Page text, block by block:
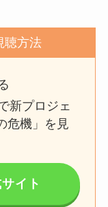
聴方法
新プロジェ
危機」を見
イト